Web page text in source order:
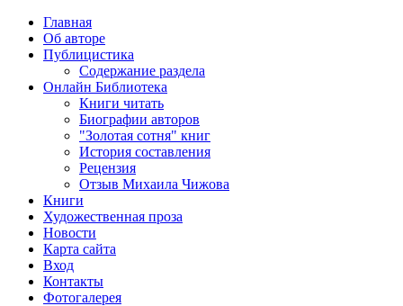
Главная
Об авторе
Публицистика
Содержание раздела
Онлайн Библиотека
Книги читать
Биографии авторов
"Золотая сотня" книг
История составления
Рецензия
Отзыв Михаила Чижова
Книги
Художественная проза
Новости
Карта сайта
Вход
Контакты
Фотогалерея